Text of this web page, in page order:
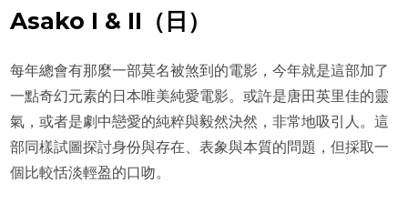
Asako I & II（日）
每年總會有那麼一部莫名被煞到的電影，今年就是這部加了
一點奇幻元素的日本唯美純愛電影。或許是唐田英里佳的靈
氣，或者是劇中戀愛的純粹與毅然決然，非常地吸引人。這
部同樣試圖探討身份與存在、表象與本質的問題，但採取一
個比較恬淡輕盈的口吻。